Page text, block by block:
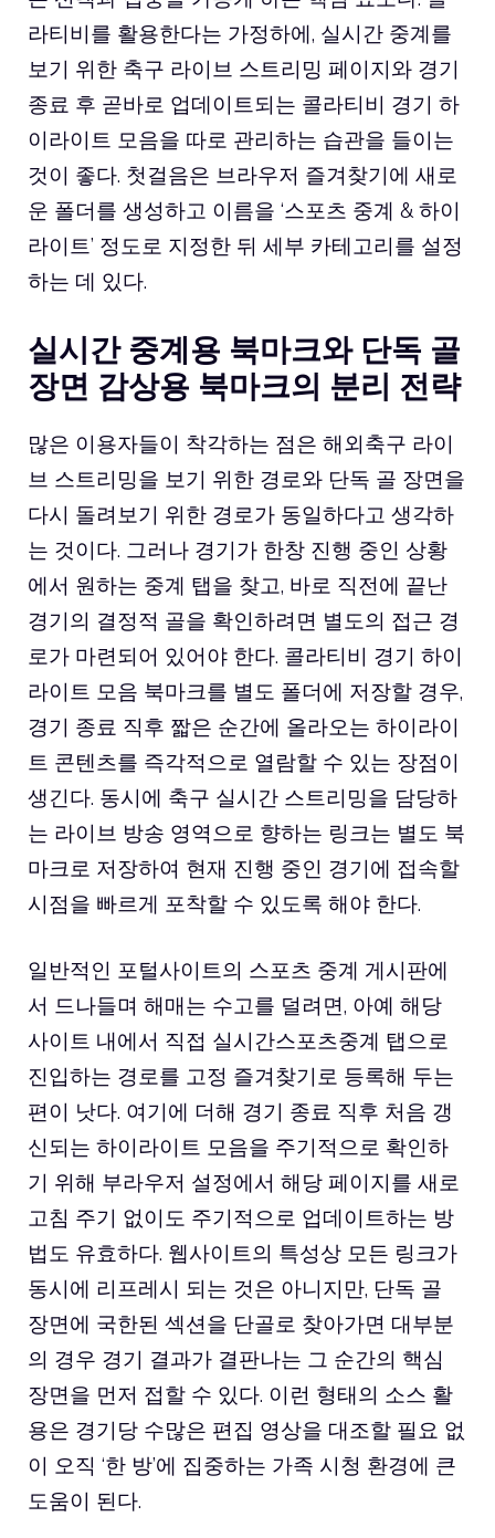
라티비를 활용한다는 가정하에, 실시간 중계를
보기 위한 축구 라이브 스트리밍 페이지와 경기
종료 후 곧바로 업데이트되는 콜라티비 경기 하
이라이트 모음을 따로 관리하는 습관을 들이는
것이 좋다. 첫걸음은 브라우저 즐겨찾기에 새로
운 폴더를 생성하고 이름을 ‘스포츠 중계 & 하이
라이트’ 정도로 지정한 뒤 세부 카테고리를 설정
하는 데 있다.
실시간 중계용 북마크와 단독 골
장면 감상용 북마크의 분리 전략
많은 이용자들이 착각하는 점은 해외축구 라이
브 스트리밍을 보기 위한 경로와 단독 골 장면을
다시 돌려보기 위한 경로가 동일하다고 생각하
는 것이다. 그러나 경기가 한창 진행 중인 상황
에서 원하는 중계 탭을 찾고, 바로 직전에 끝난
경기의 결정적 골을 확인하려면 별도의 접근 경
로가 마련되어 있어야 한다. 콜라티비 경기 하이
라이트 모음 북마크를 별도 폴더에 저장할 경우,
경기 종료 직후 짧은 순간에 올라오는 하이라이
트 콘텐츠를 즉각적으로 열람할 수 있는 장점이
생긴다. 동시에 축구 실시간 스트리밍을 담당하
는 라이브 방송 영역으로 향하는 링크는 별도 북
마크로 저장하여 현재 진행 중인 경기에 접속할
시점을 빠르게 포착할 수 있도록 해야 한다.
일반적인 포털사이트의 스포츠 중계 게시판에
서 드나들며 해매는 수고를 덜려면, 아예 해당
사이트 내에서 직접 실시간스포츠중계 탭으로
진입하는 경로를 고정 즐겨찾기로 등록해 두는
편이 낫다. 여기에 더해 경기 종료 직후 처음 갱
신되는 하이라이트 모음을 주기적으로 확인하
기 위해 부라우저 설정에서 해당 페이지를 새로
고침 주기 없이도 주기적으로 업데이트하는 방
법도 유효하다. 웹사이트의 특성상 모든 링크가
동시에 리프레시 되는 것은 아니지만, 단독 골
장면에 국한된 섹션을 단골로 찾아가면 대부분
의 경우 경기 결과가 결판나는 그 순간의 핵심
장면을 먼저 접할 수 있다. 이런 형태의 소스 활
용은 경기당 수많은 편집 영상을 대조할 필요 없
이 오직 ‘한 방’에 집중하는 가족 시청 환경에 큰
도움이 된다.